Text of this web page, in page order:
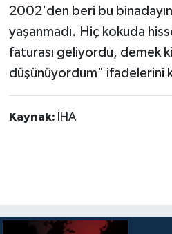
2002'den beri bu
yaşanmadı. Hiç kokuda
faturası geliyordu, demek
düşünüyordum" ifadelerini
Kaynak: İHA